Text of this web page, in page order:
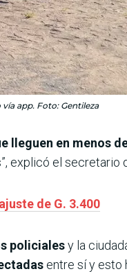
app. Foto: Gentileza
lleguen en menos
explicó el secretario
de G. 3.400
policialesy la
entre sí y esto